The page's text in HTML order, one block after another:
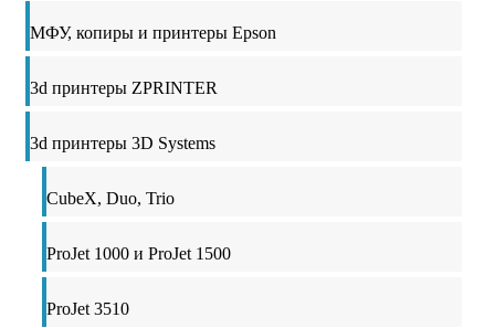
МФУ, копиры и принтеры Epson
3d принтеры ZPRINTER
3d принтеры 3D Systems
CubeX, Duo, Trio
ProJet 1000 и ProJet 1500
ProJet 3510